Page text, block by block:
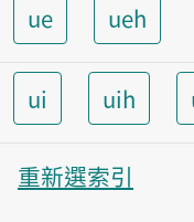
ue ueh
ui uih
重新選索引